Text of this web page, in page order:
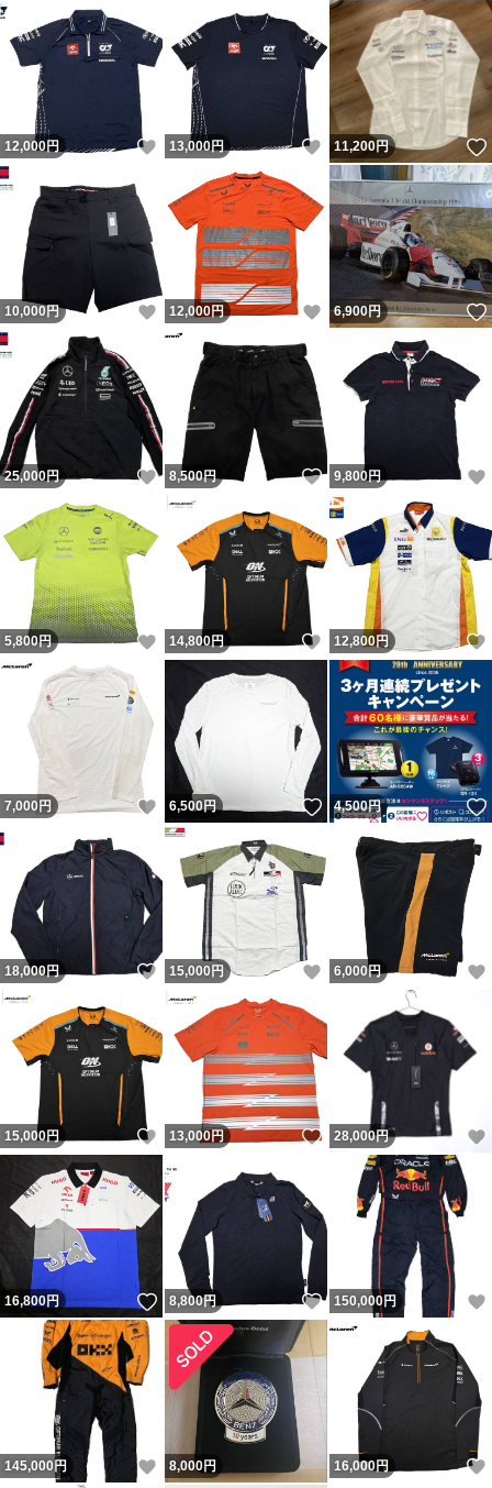
12,000円 いいね！
13,000円 いいね！
11,200円
10,000 円 いいね！
12,000円 いいね！
6,900円
25,000円 いいね！
8,500円 いいね！
9,800円
5,800円 いいね！
14,800円 いいね！
12,800円
7,000円 いいね！
6,500円 いいね！
4,500円
18,000円 いいね！
15,000 円 いいね！
6,000円
15,000円 いいね！
13,000円 いいね！
28,000円
16,800円 いいね！
8,800円 いいね！
150,000円
145,000 円 いいね！
8,000円 16,000円